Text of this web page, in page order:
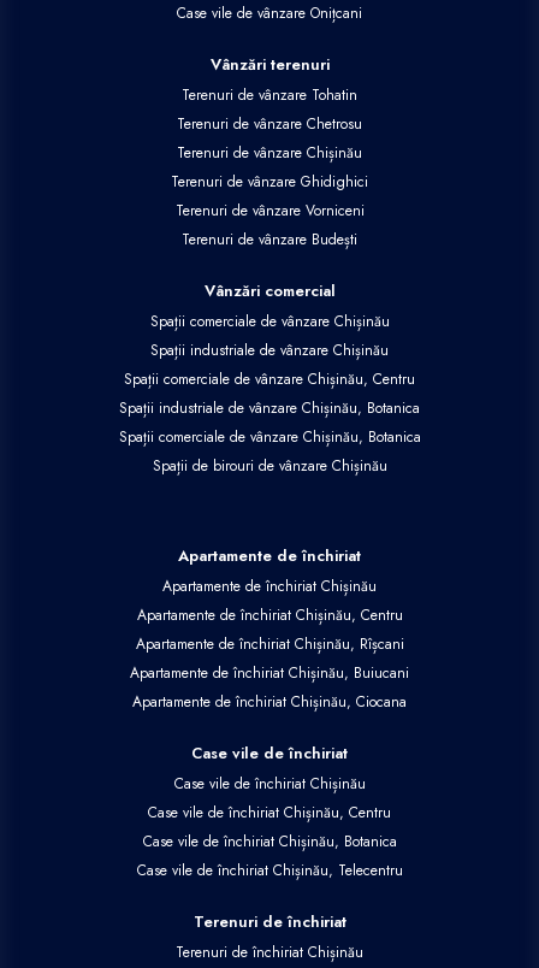
Case vile de vânzare Onițcani
Vânzări terenuri
Terenuri de vânzare Tohatin
Terenuri de vânzare Chetrosu
Terenuri de vânzare Chișinău
Terenuri de vânzare Ghidighici
Terenuri de vânzare Vorniceni
Terenuri de vânzare Budești
Vânzări comercial
Spații comerciale de vânzare Chișinău
Spații industriale de vânzare Chișinău
Spații comerciale de vânzare Chișinău, Centru
Spații industriale de vânzare Chișinău, Botanica
Spații comerciale de vânzare Chișinău, Botanica
Spații de birouri de vânzare Chișinău
Apartamente de închiriat
Apartamente de închiriat Chișinău
Apartamente de închiriat Chișinău, Centru
Apartamente de închiriat Chișinău, Rîșcani
Apartamente de închiriat Chișinău, Buiucani
Apartamente de închiriat Chișinău, Ciocana
Case vile de închiriat
Case vile de închiriat Chișinău
Case vile de închiriat Chișinău, Centru
Case vile de închiriat Chișinău, Botanica
Case vile de închiriat Chișinău, Telecentru
Terenuri de închiriat
Terenuri de închiriat Chișinău